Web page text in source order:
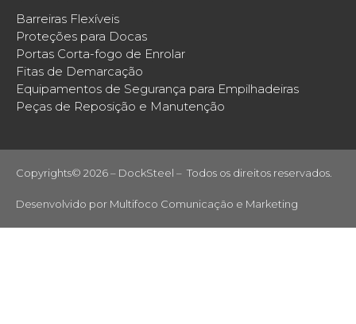
Barreiras Flexíveis
Proteções para Docas
Portas Corta-fogo de Enrolar
Fitas de Demarcação
Equipamentos de Segurança para Empilhadeiras
Peças de Reposição e Manutenção
Copyrights© 2026 – DockSteel – Todos os direitos reservados.
Desenvolvido por Multifoco Comunicação e Marketing